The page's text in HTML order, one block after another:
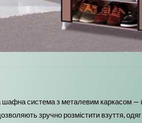
система з металевим каркасом —
зручно розмістити взуття,